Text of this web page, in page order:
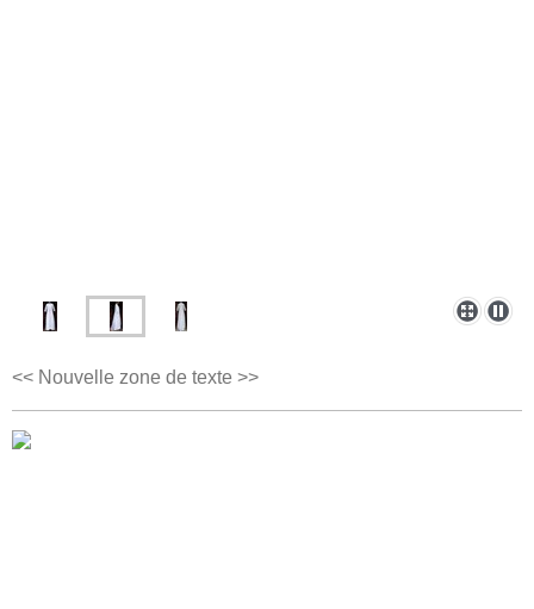
<< Nouvelle zone de texte >>